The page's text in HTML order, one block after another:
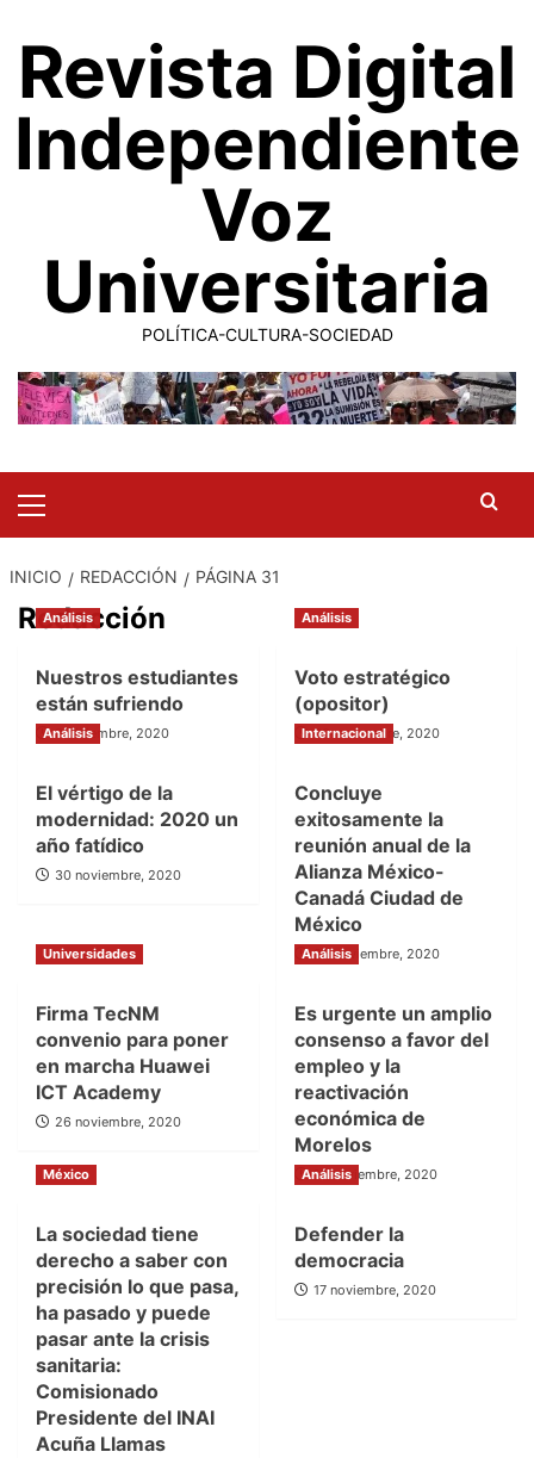
contenido
Revista Digital
Independiente
Voz
Universitaria
POLÍTICA-CULTURA-SOCIEDAD
Menu
INICIO REDACCIÓN PÁGINA 31
Redacción
Análisis
Nuestros estudiantes
están sufriendo
9 diciembre, 2020
Análisis
Voto estratégico
(opositor)
30 noviembre, 2020
Análisis
El vértigo de la
modernidad: 2020 un
año fatídico
30 noviembre, 2020
Internacional
Concluye
exitosamente la
reunión anual de la
Alianza México-
Canadá Ciudad de
México
26 noviembre, 2020
Universidades
Firma TecNM
convenio para poner
en marcha Huawei
ICT Academy
26 noviembre, 2020
Análisis
Es urgente un amplio
consenso a favor del
empleo y la
reactivación
económica de
Morelos
18 noviembre, 2020
México
La sociedad tiene
derecho a saber con
precisión lo que pasa,
ha pasado y puede
pasar ante la crisis
sanitaria:
Comisionado
Presidente del INAI
Acuña Llamas
Análisis
Defender la
democracia
17 noviembre, 2020